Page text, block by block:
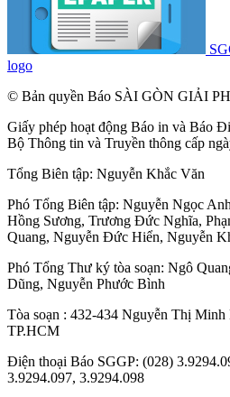
logo
© Bản quyền Báo SÀI GÒN GIẢI
Giấy phép hoạt động Báo in và Báo
Bộ Thông tin và Truyền thông cấp
Tổng Biên tập: Nguyễn Khắc Văn
Phó Tổng Biên tập: Nguyễn Ngọc Anh
Hồng Sương, Trương Đức Nghĩa,
Quang, Nguyễn Đức Hiển, Nguyễn
Phó Tổng Thư ký tòa soạn: Ngô
Dũng, Nguyễn Phước Bình
Tòa soạn : 432-434 Nguyễn Thị
TP.HCM
Điện thoại Báo SGGP: (028)
3.9294.097, 3.9294.098